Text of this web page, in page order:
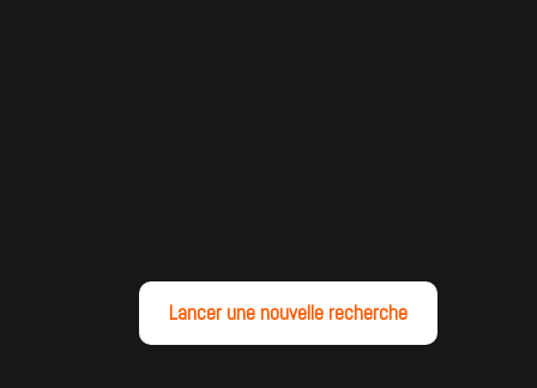
Lancer une nouvelle recherche